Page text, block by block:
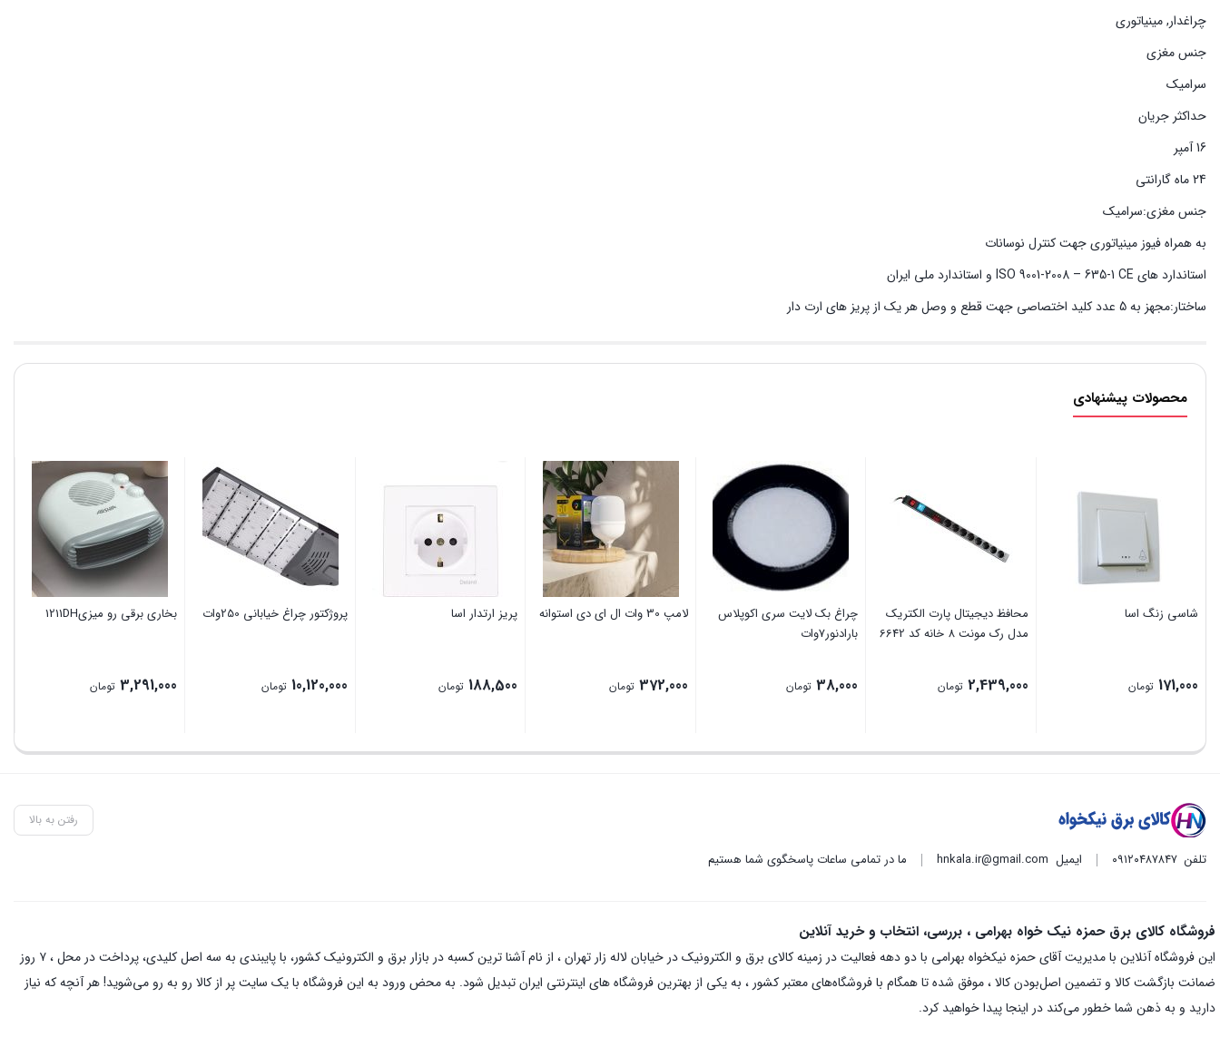
چراغدار, مینیاتوری
جنس مغزی
سرامیک
حداکثر جریان
16 آمپر
24 ماه گارانتی
جنس مغزی:سرامیک
به همراه فیوز مینیاتوری جهت کنترل نوسانات
استاندارد های ISO 9001-2008 – 635-1 CE و استاندارد ملی ایران
ساختار:مجهز به 5 عدد کلید اختصاصی جهت قطع و وصل هر یک از پریز های ارت دار
محصولات پیشنهادی
شاسی زنگ اسا
171,000 تومان
محافظ دیجیتال پارت الکتریک
مدل رک مونت 8 خانه کد 6642
2,439,000 تومان
چراغ بک لایت سری اکوپلاس
بارادنور7وات
38,000 تومان
لامپ 30 وات ال ای دی استوانه
372,000 تومان
پریز ارتدار اسا
188,500 تومان
پروژکتور چراغ خیابانی 250وات
10,120,000 تومان
بخاری برقی رو میزی1211DH
3,291,000 تومان
رفتن به بالا
تلفن ۰۹۱۲۰۴۸۷۸۴۷ ایمیل hnkala.ir@gmail.com ما در تمامی ساعات پاسخگوی شما هستیم
فروشگاه کالای برق حمزه نیک خواه بهرامی ، بررسی، انتخاب و خرید آنلاین
این فروشگاه آنلاین با مدیریت آقای حمزه نیکخواه بهرامی با دو دهه فعالیت در زمینه کالای برق و الکترونیک در خیابان لاله زار تهران ، از نام آشنا ترین کسبه در بازار برق و الکترونیک کشور، با پایبندی به سه اصل کلیدی، پرداخت در محل ، ۷ روز
ضمانت بازگشت کالا و تضمین اصل‌بودن کالا ، موفق شده تا همگام با فروشگاه‌های معتبر کشور ، به یکی از بهترین فروشگاه های اینترنتی ایران تبدیل شود. به محض ورود به این فروشگاه با یک سایت پر از کالا رو به رو می‌شوید! هر آنچه که نیاز
دارید و به ذهن شما خطور می‌کند در اینجا پیدا خواهید کرد.